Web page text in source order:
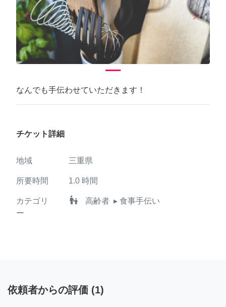
arrow_back_iosPrevious arrow_forward_iosNext
なんでも手伝わせていただきます！
チケット詳細
地域 三重県
所要時間 1.0 時間
カテゴリ
ー
escalator_warning 高齢者 ▸ 食事手伝い
依頼者からの評価 (1)